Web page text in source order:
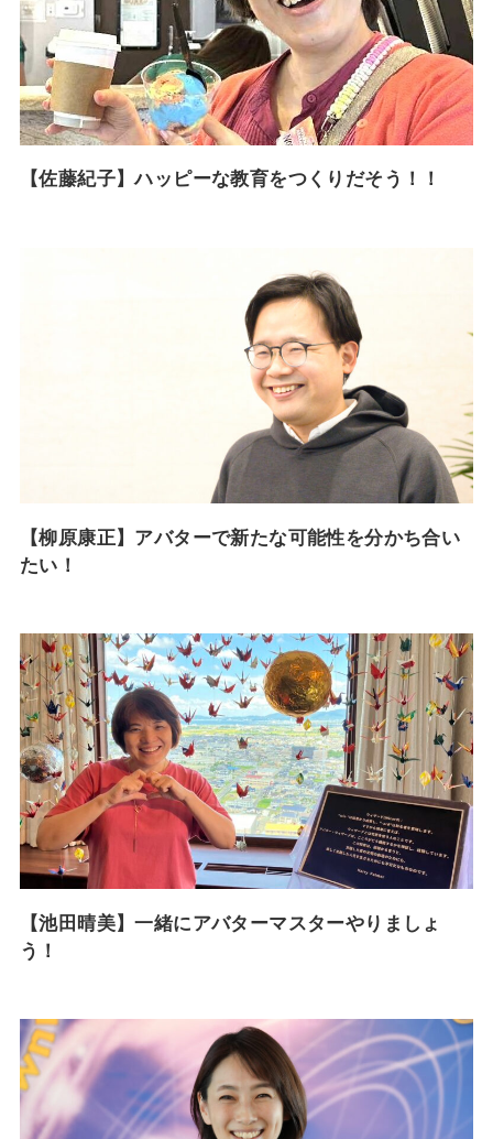
【佐藤紀子】ハッピーな教育をつくりだそう！！
【柳原康正】アバターで新たな可能性を分かち合い
たい！
【池田晴美】一緒にアバターマスターやりましょ
う！